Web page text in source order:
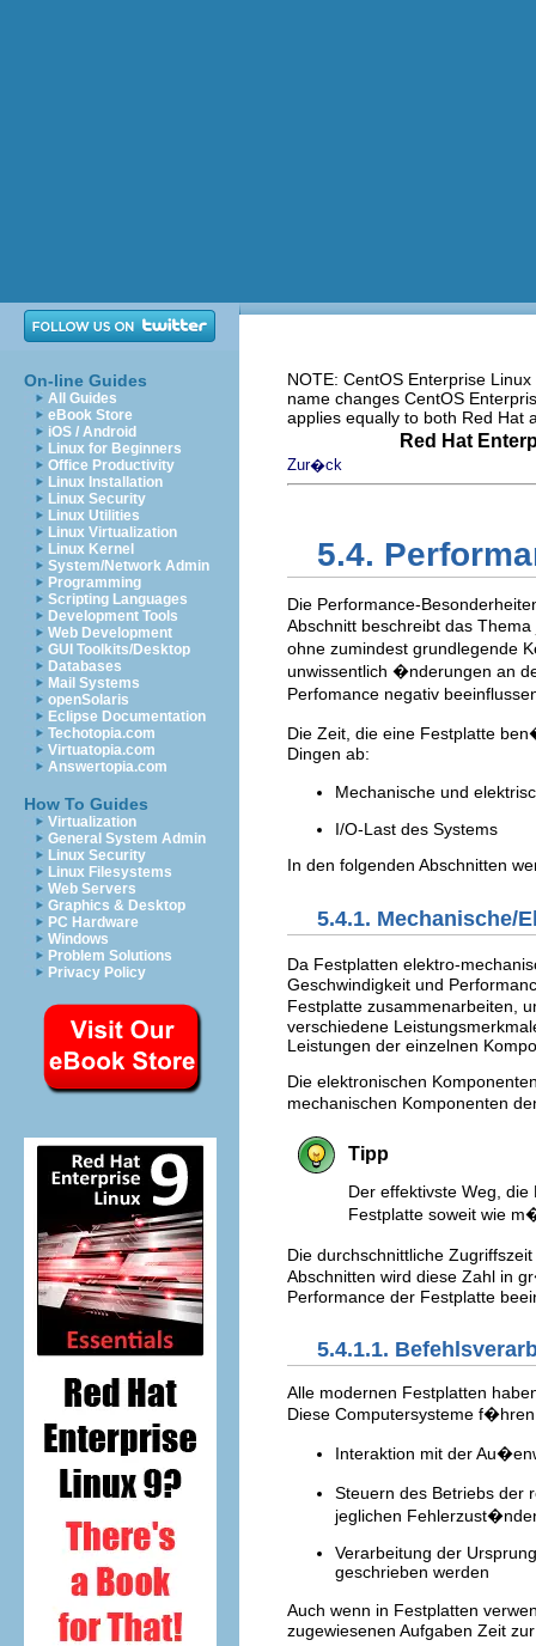
On-line Guides
All Guides
eBook Store
iOS / Android
Linux for Beginners
Office Productivity
Linux Installation
Linux Security
Linux Utilities
Linux Virtualization
Linux Kernel
System/Network Admin
Programming
Scripting Languages
Development Tools
Web Development
GUI Toolkits/Desktop
Databases
Mail Systems
openSolaris
Eclipse Documentation
Techotopia.com
Virtuatopia.com
Answertopia.com
How To Guides
Virtualization
General System Admin
Linux Security
Linux Filesystems
Web Servers
Graphics & Desktop
PC Hardware
Windows
Problem Solutions
Privacy Policy
NOTE: CentOS Enterprise
name changes CentOS
applies equally to both Red Hat
Red Hat
Zur�ck
5.4.
Die Performance-
Abschnitt beschreibt das
ohne zumindest grundlegende
unwissentlich �nderungen an
Perfomance negativ
Die Zeit, die eine Festplatte
Dingen ab:
Mechanische und
I/O-Last des Systems
In den folgenden Abschnitten
5.4.1. Mechanische/
Da Festplatten elektro-
Geschwindigkeit und
Festplatte zusammenarbeiten,
verschiedene
Leistungen der einzelnen
Die elektronischen
mechanischen Komponenten
Tipp
Der effektivste Weg,
Festplatte soweit wie
Die durchschnittliche
Abschnitten wird diese Zahl in
Performance der Festplatte
5.4.1.1.
Alle modernen Festplatten
Diese Computersysteme
Interaktion mit der
Steuern des Betriebs der
jeglichen
Verarbeitung der
geschrieben werden
Auch wenn in Festplatten
zugewiesenen Aufgaben Zeit